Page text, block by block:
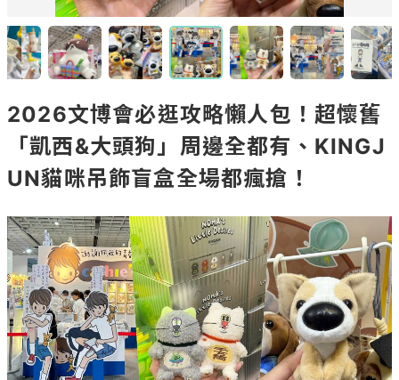
2026文博會必逛攻略懶人包！超懷舊
「凱西&大頭狗」周邊全都有、KINGJ
UN貓咪吊飾盲盒全場都瘋搶！